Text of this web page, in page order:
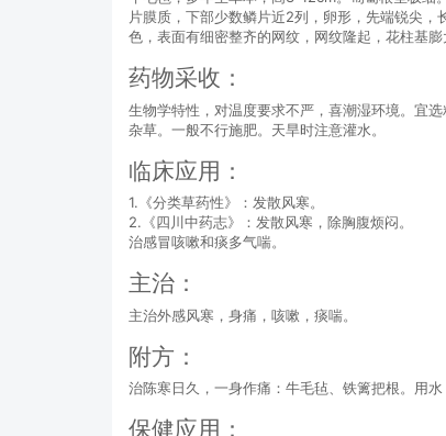
片膜质，下部少数鳞片近2列，卵形，先端锐尖
色，表面有细密整齐的网纹，网纹隆起，花柱基
药物采收：
生物学特性，对温度要求不严，喜潮湿环境。宜
杂草。一般不行施肥。天旱时注意灌水。
临床应用：
1.《分类草药性》：发散风寒。
2.《四川中药志》：发散风寒，除胸腹烦闷。
治感冒咳嗽和痰多气喘。
主治：
主治外感风寒，身痛，咳嗽，痰喘。
附方：
治陈寒日久，一身作痛：牛毛毡、铁篱把根。用
保健应用：